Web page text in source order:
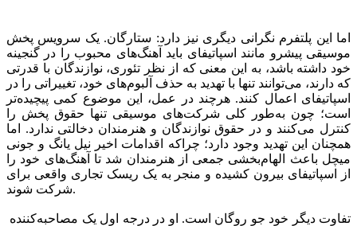
اما این پلتفرم نگرانی دیگری نیز دارد: ستارگان. یک سرویس پخش
موسیقی پیشرو مانند اسپاتیفای باید آهنگ‌های محبوب را در گنجینه
خود داشته باشد، به این معنی که از نظر تئوری، نوازندگان با قدرتی
که دارند، می‌توانند تنها با تهدید به حذف آلبوم‌های خود، تغییراتی را در
اسپاتیفای اعمال کنند. هرچند در عمل، این موضوع کمی پیچیده‌تر
است؛ چون به‌طور کلی شرکت‌های موسیقی تنها حقوق پخش را
کنترل می‌کنند و در حقوق نوازندگان و هنرمندان دخالتی ندارد. اما
همچنان این تهدید وجود دارد؛ چراکه اقدامات اخیر نیل یانگ و جونی
میچل باعث الهام‌بخشی جمعی از هنرمندان شد تا آهنگ‌های خود را
از اسپاتیفای بیرون کشیده و منجر به یک ریسک تجاری واقعی برای
شرکت شوند.